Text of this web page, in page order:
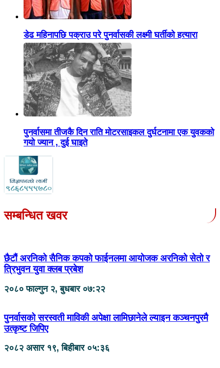
डेढ महिनापछि पक्राउ परे पुनर्वासकी लक्ष्मी घर्तीको हत्यारा
पुनर्वासमा तीजकै दिन राति मोटरसाइकल दुर्घटनामा एक युवकको
गयो ज्यान , दुई घाइते
सम्बन्धित खवर
छैटौं अरनिको सैनिक कपको फाईनलमा आयोजक अरनिको सेतो र
त्रिभुवन युवा क्लब प्रबेश
२०८० फाल्गुन २, बुधबार ०७:२२
पुनर्वासको सरस्वती माविकी अपेक्षा लामिछानेले ल्याइन कञ्चनपुरमै
उत्कृष्ट जिपिए
२०८२ असार १९, बिहीबार ०५:३६